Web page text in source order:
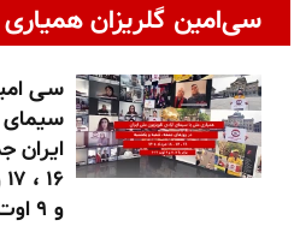
سی‌امین گلریزان همیاری
سـی
سیمای
ایران
و ۹ اوت ۲۰۲۶